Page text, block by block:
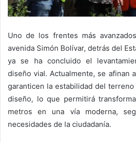
Uno de los frentes más
avenida Simón Bolívar, detrás del
ya se ha concluido el
diseño vial. Actualmente, se afinan
garanticen la estabilidad del
diseño, lo que permitirá
metros en una vía moderna,
necesidades de la ciudadanía.